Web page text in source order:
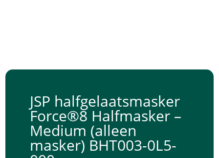
JSP halfgelaatsmasker
Force®8 Halfmasker –
Medium (alleen
masker) BHT003-0L5-